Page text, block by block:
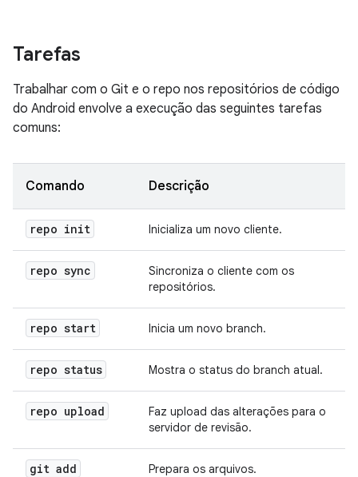
Tarefas
Trabalhar com o Git e o repo nos repositórios de código
do Android envolve a execução das seguintes tarefas
comuns:
Comando Descrição
repo init Inicializa um novo cliente.
repo sync
Sincroniza o cliente com os
repositórios.
repo start Inicia um novo branch.
repo status Mostra o status do branch atual.
repo upload
Faz upload das alterações para o
servidor de revisão.
git add Prepara os arquivos.